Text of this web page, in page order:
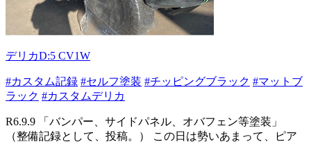
デリカD:5 CV1W
#カスタム記録 #セルフ塗装 #チッピングブラック #マットブ
ラック #カスタムデリカ
R6.9.9 「バンパー、サイドパネル、オバフェン等塗装」
（整備記録として、投稿。） この日は勢いあまって、ピア